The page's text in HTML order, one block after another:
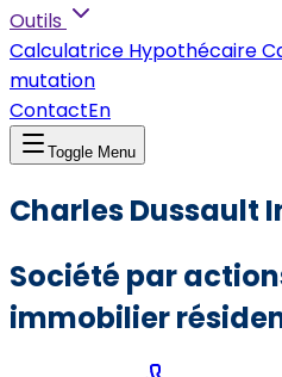
Outils
Calculatrice Hypothécaire
mutation
ContactEn
Toggle Menu
Charles Dussault
Société par
immobilier